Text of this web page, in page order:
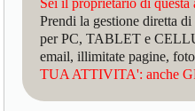
Prendi la gestione diretta
per PC, TABLET e
email, illimitate pagine,
TUA ATTIVITA': anche